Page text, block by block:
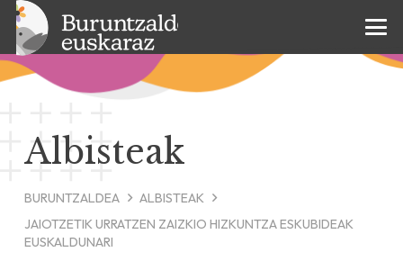
Albisteak
BURUNTZALDEA
ALBISTEAK
JAIOTZETIK URRATZEN ZAIZKIO HIZKUNTZA ESKUBIDEAK
EUSKALDUNARI